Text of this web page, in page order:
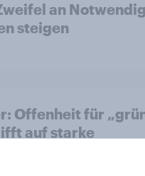
an
steigen
Offenheit für
auf starke